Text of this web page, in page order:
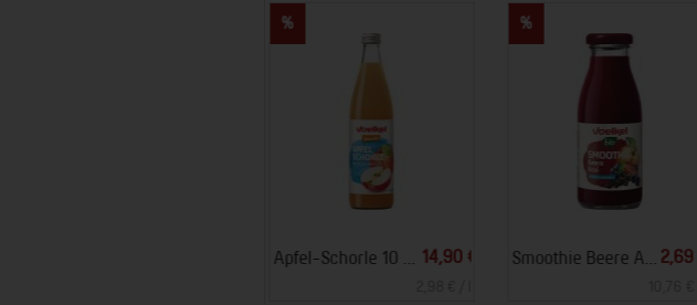
Bio Zisch Matcha (12 x 0,33 l) (Voe) 18,96 € Orangensaft